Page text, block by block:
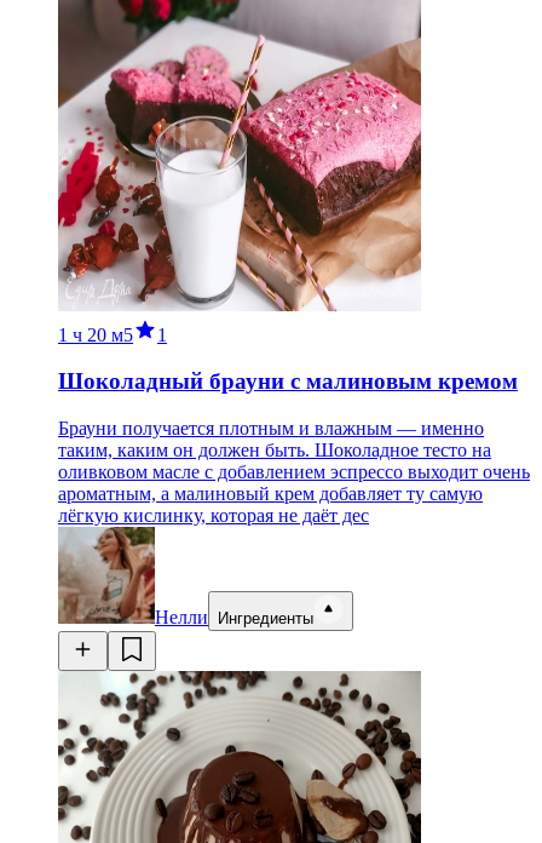
1 ч 20 м5 1
Шоколадный брауни с малиновым кремом
Брауни получается плотным и влажным — именно
таким, каким он должен быть. Шоколадное тесто на
оливковом масле с добавлением эспрессо выходит очень
ароматным, а малиновый крем добавляет ту самую
лёгкую кислинку, которая не даёт дес
Нелли Ингредиенты